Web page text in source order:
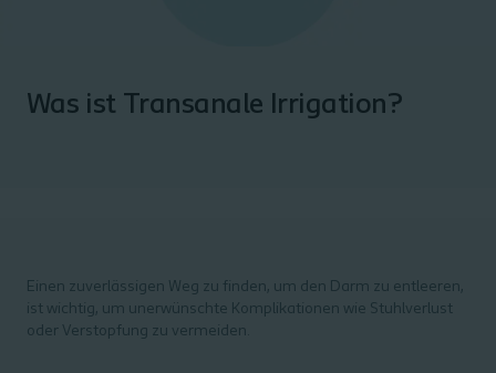
Was ist Transanale Irrigation?
Einen zuverlässigen Weg zu finden, um den Darm zu entleeren,
ist wichtig, um unerwünschte Komplikationen wie Stuhlverlust
oder Verstopfung zu vermeiden.